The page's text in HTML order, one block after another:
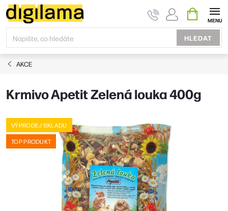
Přejít
na
obsah
HLEDAT
KOŠÍK
AKCE
Krmivo Apetit Zelená louka 400g
VÝPRODEJ SKLADU
TOP PRODUKT